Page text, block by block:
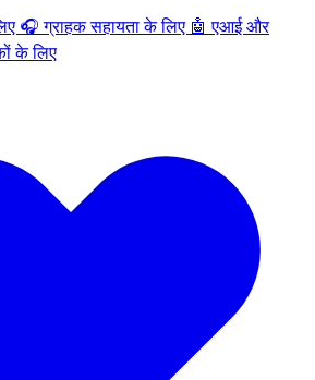
🎧 ग्राहक सहायता के लिए 🤖 एआई और
के लिए